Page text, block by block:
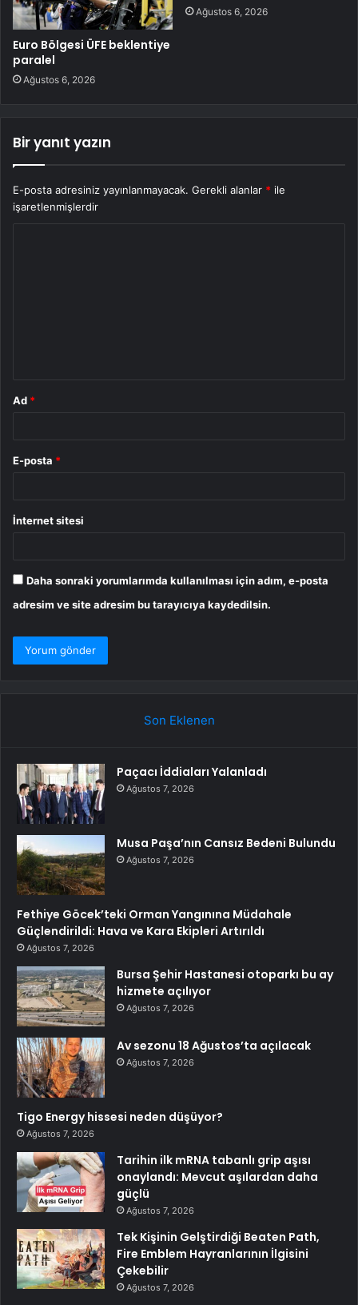
Euro Bölgesi ÜFE beklentiye
paralel
Ağustos 6, 2026
Ağustos 6, 2026
Bir yanıt yazın
E-posta adresiniz yayınlanmayacak. Gerekli alanlar * ile
işaretlenmişlerdir
Ad *
E-posta *
İnternet sitesi
Daha sonraki yorumlarımda kullanılması için adım, e-posta
adresim ve site adresim bu tarayıcıya kaydedilsin.
Son Eklenen
Paçacı İddiaları Yalanladı
Ağustos 7, 2026
Musa Paşa’nın Cansız Bedeni Bulundu
Ağustos 7, 2026
Fethiye Göcek’teki Orman Yangınına Müdahale
Güçlendirildi: Hava ve Kara Ekipleri Artırıldı
Ağustos 7, 2026
Bursa Şehir Hastanesi otoparkı bu ay
hizmete açılıyor
Ağustos 7, 2026
Av sezonu 18 Ağustos’ta açılacak
Ağustos 7, 2026
Tigo Energy hissesi neden düşüyor?
Ağustos 7, 2026
Tarihin ilk mRNA tabanlı grip aşısı
onaylandı: Mevcut aşılardan daha
güçlü
Ağustos 7, 2026
Tek Kişinin Gelştirdiği Beaten Path,
Fire Emblem Hayranlarının İlgisini
Çekebilir
Ağustos 7, 2026